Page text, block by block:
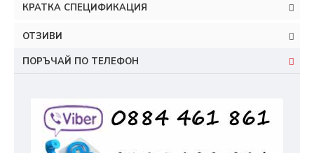
КРАТКА СПЕЦИФИКАЦИЯ
ОТЗИВИ
ПОРЪЧАЙ ПО ТЕЛЕФОН